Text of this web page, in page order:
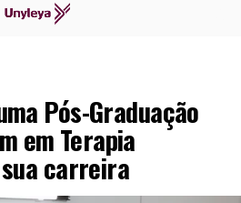
Pós-Graduação
em Terapia
carreira